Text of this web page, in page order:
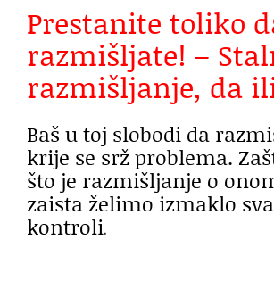
Prestanite toliko
razmišljate! –
razmišljanje, da
Baš u toj slobodi da
krije se srž problema.
što je razmišljanje o
zaista želimo izmaklo
kontroli.